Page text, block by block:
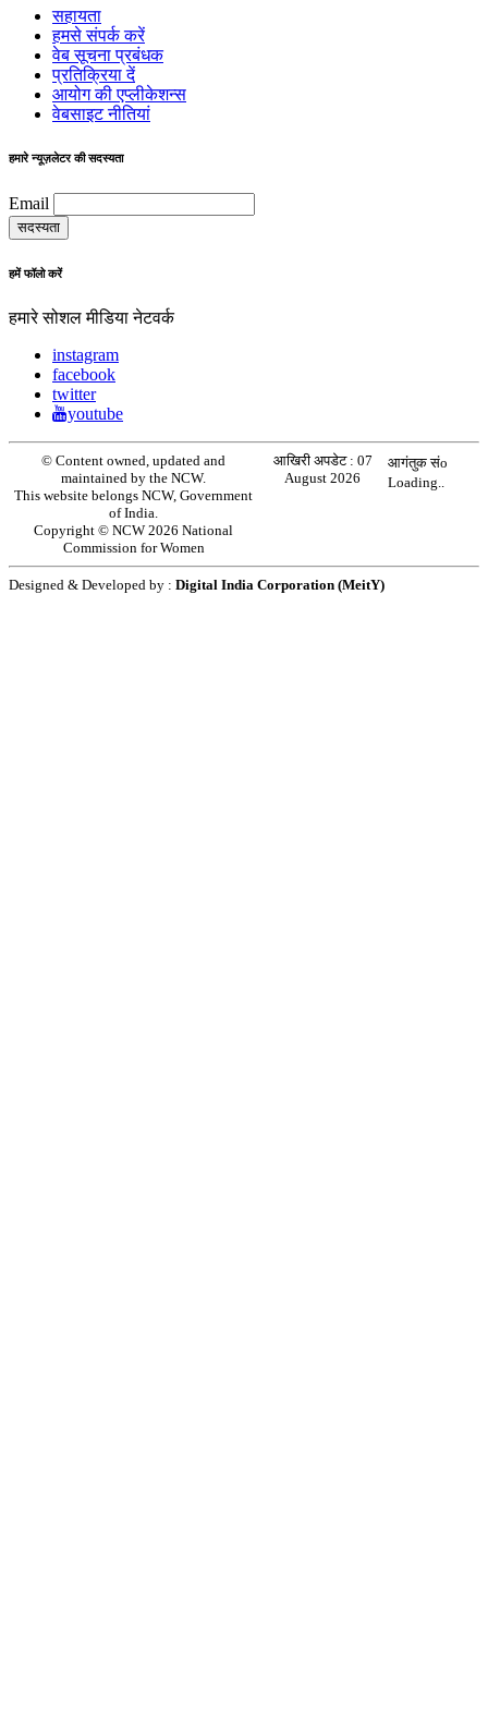
सहायता
हमसे संपर्क करें
वेब सूचना प्रबंधक
प्रतिक्रिया दें
आयोग की एप्लीकेशन्स
वेबसाइट नीतियां
हमारे न्यूज़लेटर की सदस्यता
Email
हमें फॉलो करें
हमारे सोशल मीडिया नेटवर्क
instagram
facebook
twitter
youtube
© Content owned, updated and
maintained by the NCW.
This website belongs NCW, Government
of India.
Copyright © NCW 2026 National
Commission for Women
आखिरी अपडेट : 07
August 2026
आगंतुक संo
Loading..
Designed & Developed by : Digital India Corporation (MeitY)